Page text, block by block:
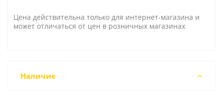
Цена действительна только для интернет-магазина и
может отличаться от цен в розничных магазинах
Наличие